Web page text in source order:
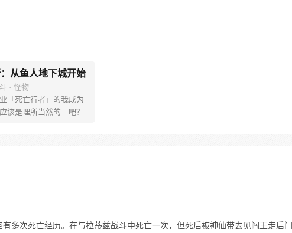
从鱼人地下城开始
· 怪物
「死亡行者」的我成为
该是理所当然的…吧？
多次死亡经历。在与拉蒂兹战斗中死亡一次，但死后被神仙带去见阎王走后门